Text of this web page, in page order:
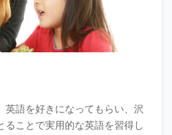
英語を好きになってもらい、沢
ることで実用的な英語を習得し